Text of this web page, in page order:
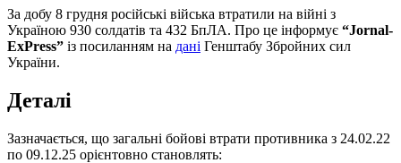
За добу 8 грудня російські війська втратили на війні з
Україною 930 солдатів та 432 БпЛА. Про це інформує “Jornal-
ExPress” із посиланням на дані Генштабу Збройних сил
України.
Деталі
Зазначається, що загальні бойові втрати противника з 24.02.22
по 09.12.25 орієнтовно становлять: